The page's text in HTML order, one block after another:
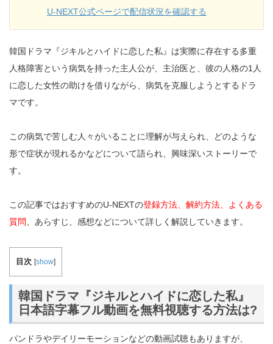
U-NEXT公式ページで配信状況を確認する
韓国ドラマ『ジキルとハイドに恋した私』は実際に存在する多重
人格障害という病気を持った主人公が、主治医と、彼の人格の1人
に恋した女性の助けを借りながら、病気を克服しようとするドラ
マです。
この病気で苦しむ人々がいることに理解が与えられ、どのような
形で症状が現れるかなどについて語られ、興味深いストーリーで
す。
この記事ではおすすめのU-NEXTの登録方法、解約方法、よくある
質問
、あらすじ、感想などについて詳しく解説していきます。
目次 [show]
韓国ドラマ『ジキルとハイドに恋した私』
日本語字幕フル動画を無料視聴する方法は?
パンドラやデイリーモーションなどの動画試聴もありますが、